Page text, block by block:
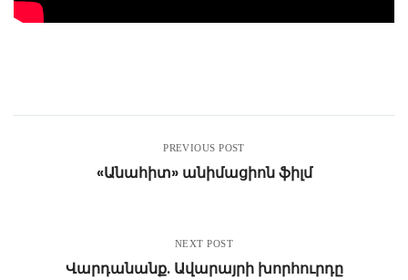
PREVIOUS POST
«Անահիտ» անիմացիոն ֆիլմ
NEXT POST
Վարդանանք. Ավարայրի խորհուրդը